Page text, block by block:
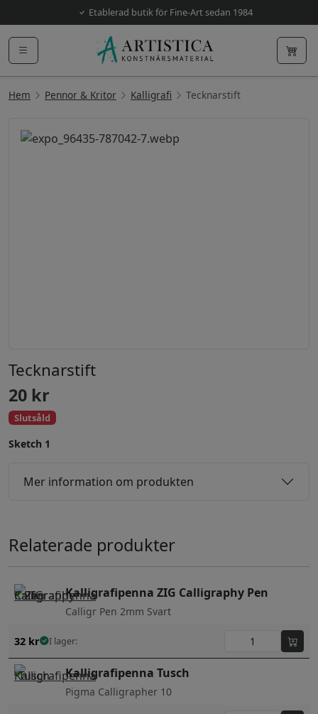
Etablerad butik för Fine-Art sedan 1984
Hem Pennor & Kritor Kalligrafi Tecknarstift
Tecknarstift
20 kr
Slutsåld
Sketch 1
Mer information om produkten
Relaterade produkter
Kalligrafipenna ZIG Calligraphy Pen
Calligr Pen 2mm Svart
32 kr I lager:
Kalligrafipenna Tusch
Pigma Calligrapher 10